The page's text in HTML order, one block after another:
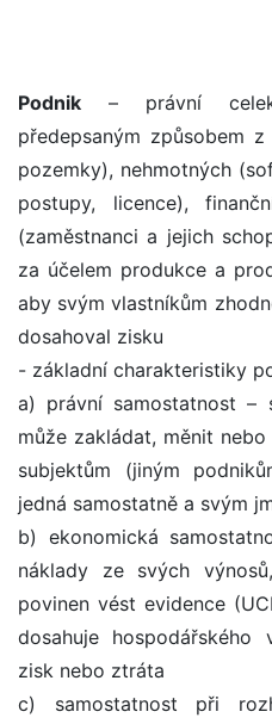
Podnik – právní
předepsaným způsobem
pozemky), nehmotných
postupy, licence),
(zaměstnanci a jejich
za účelem produkce a
aby svým vlastníkům
dosahoval zisku
- základní charakteristiky
a) právní samostatnost
může zakládat, měnit
subjektům (jiným
jedná samostatně a svým
b) ekonomická
náklady ze svých
povinen vést evidence
dosahuje
zisk nebo ztráta
c) samostatnost při